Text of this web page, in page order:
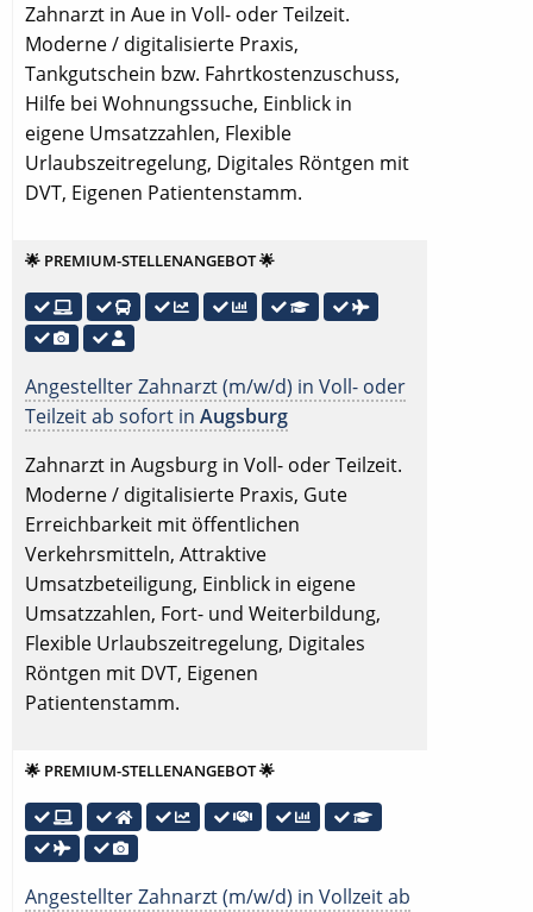
Zahnarzt in Aue in Voll- oder Teilzeit.
Moderne / digitalisierte Praxis,
Tankgutschein bzw. Fahrtkostenzuschuss,
Hilfe bei Wohnungssuche, Einblick in
eigene Umsatzzahlen, Flexible
Urlaubszeitregelung, Digitales Röntgen mit
DVT, Eigenen Patientenstamm.
🌟 PREMIUM-STELLENANGEBOT 🌟
Angestellter Zahnarzt (m/w/d) in Voll- oder
Teilzeit ab sofort in Augsburg
Zahnarzt in Augsburg in Voll- oder Teilzeit.
Moderne / digitalisierte Praxis, Gute
Erreichbarkeit mit öffentlichen
Verkehrsmitteln, Attraktive
Umsatzbeteiligung, Einblick in eigene
Umsatzzahlen, Fort- und Weiterbildung,
Flexible Urlaubszeitregelung, Digitales
Röntgen mit DVT, Eigenen
Patientenstamm.
🌟 PREMIUM-STELLENANGEBOT 🌟
Angestellter Zahnarzt (m/w/d) in Vollzeit ab